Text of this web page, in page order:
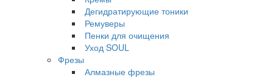
Дегидратирующие тоники
Ремуверы
Пенки для очищения
Уход SOUL
Фрезы
Алмазные фрезы